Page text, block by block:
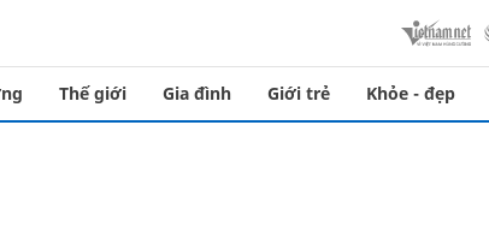
Thế giới Gia đình Giới trẻ Khỏe - đẹp